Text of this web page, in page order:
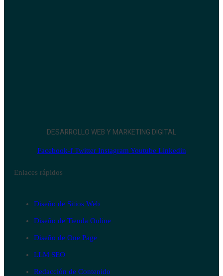
DESARROLLO WEB Y MARKETING DIGITAL
Facebook-f Twitter Instagram Youtube Linkedin
Enlaces rápidos
Diseño de Sitios Web
Diseño de Tienda Online
Diseño de One Page
LLM SEO
Redacción de Contenido